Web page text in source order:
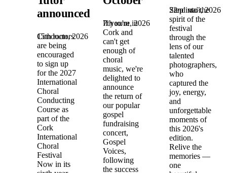
announced!
15th юли, 2026
Conductors
are being
encouraged
to sign up
for the 2027
International
Choral
Conducting
Course as
part of the
Cork
International
Choral
Festival
Now in its
7th юли, 2026
If you're in
Cork and
can't get
enough of
choral
music, we're
delighted to
announce
the return of
our popular
gospel
fundraising
concert,
Gospel
Voices,
following
the success
22nd май, 2026
Step into the
spirit of the
festival
through the
lens of our
talented
photographers,
who
captured the
joy, energy,
and
unforgettable
moments of
this 2026's
edition.
Relive the
memories —
one